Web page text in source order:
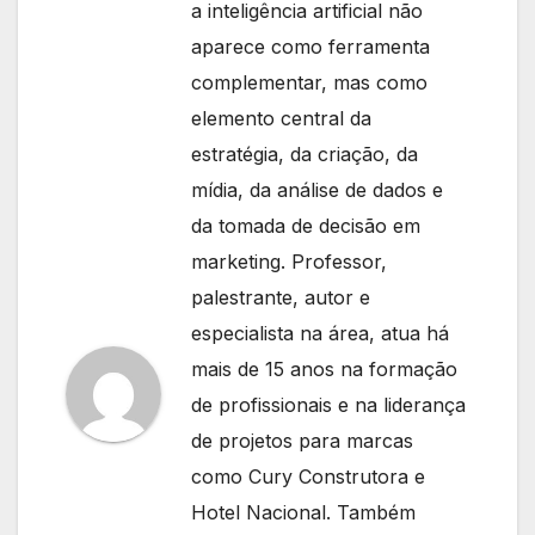
a inteligência artificial não
aparece como ferramenta
complementar, mas como
elemento central da
estratégia, da criação, da
mídia, da análise de dados e
da tomada de decisão em
marketing. Professor,
palestrante, autor e
especialista na área, atua há
mais de 15 anos na formação
de profissionais e na liderança
de projetos para marcas
como Cury Construtora e
Hotel Nacional. Também